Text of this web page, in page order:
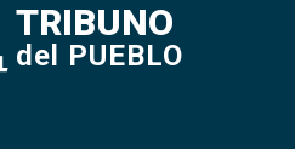
TRIBUNO
del PUEBLO